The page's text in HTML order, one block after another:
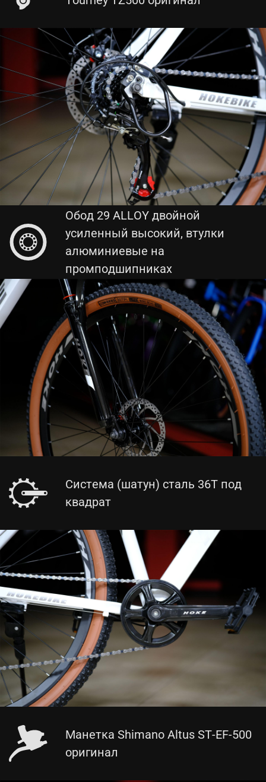
Обод 29 ALLOY двойной
усиленный высокий, втулки
алюминиевые на
промподшипниках
Система (шатун) сталь 36T под
квадрат
Манетка Shimano Altus ST-EF-500
оригинал